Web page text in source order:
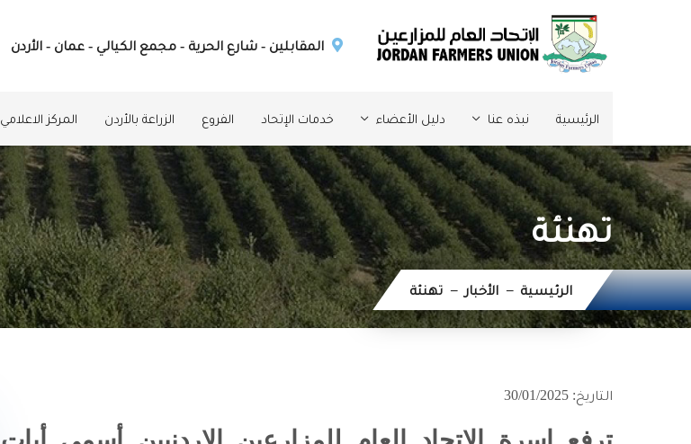
المقابلين - شارع الحرية - مجمع الكيالي - عمان - الأردن
الرئيسية نبذه عنا دليل الأعضاء خدمات الإتحاد الفروع الزراعة بالأردن المركز الاعلامي
تهنئة
الرئيسية الأخبار تهنئة
التاريخ: 30/01/2025